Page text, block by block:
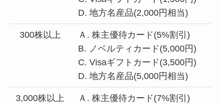
D. 地方名産品(2,000円相当)
300株以上
Ａ. 株主優待カード(5%割引)
B. ノベルティカード(5,000円)
C. Visaギフトカード(3,500円)
D. 地方名産品(5,000円相当)
3,000株以上
Ａ. 株主優待カード(7%割引)